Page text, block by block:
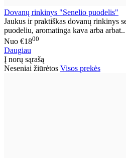
Dovanų rinkinys "Senelio puodelis"
Jaukus ir praktiškas dovanų rinkinys
puodeliu, aromatinga kava arba arbat..
Nuo €1800
Daugiau
Į norų sąrašą
Neseniai žiūrėtos Visos prekės